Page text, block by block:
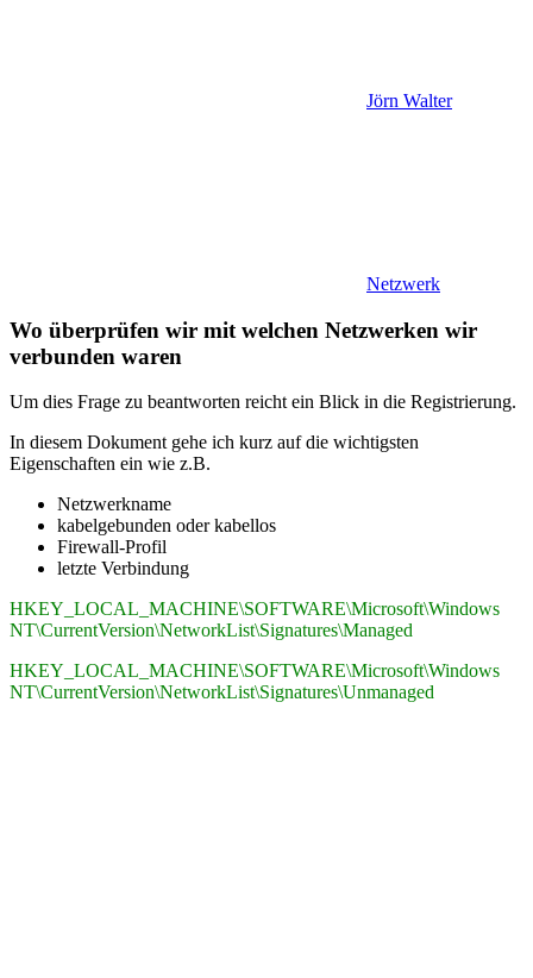
Jörn Walter
Netzwerk
Wo überprüfen wir mit welchen Netzwerken wir
verbunden waren
Um dies Frage zu beantworten reicht ein Blick in die Registrierung.
In diesem Dokument gehe ich kurz auf die wichtigsten
Eigenschaften ein wie z.B.
Netzwerkname
kabelgebunden oder kabellos
Firewall-Profil
letzte Verbindung
HKEY_LOCAL_MACHINE\SOFTWARE\Microsoft\Windows
NT\CurrentVersion\NetworkList\Signatures\Managed
HKEY_LOCAL_MACHINE\SOFTWARE\Microsoft\Windows
NT\CurrentVersion\NetworkList\Signatures\Unmanaged